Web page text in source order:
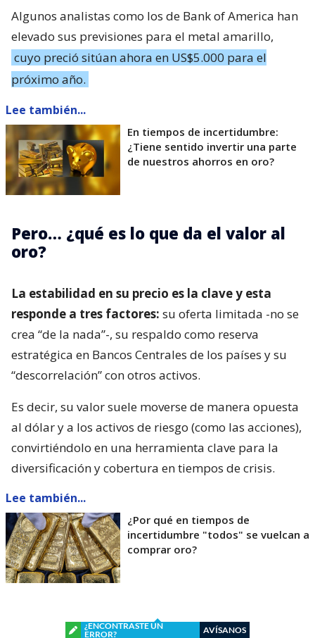
Algunos analistas como los de Bank of America han
elevado sus previsiones para el metal amarillo,
cuyo preció sitúan ahora en US$5.000 para el
próximo año.
Lee también...
En tiempos de incertidumbre:
¿Tiene sentido invertir una parte
de nuestros ahorros en oro?
Pero… ¿qué es lo que da el valor al
oro?
La estabilidad en su precio es la clave y esta
responde a tres factores: su oferta limitada -no se
crea “de la nada”-, su respaldo como reserva
estratégica en Bancos Centrales de los países y su
“descorrelación” con otros activos.
Es decir, su valor suele moverse de manera opuesta
al dólar y a los activos de riesgo (como las acciones),
convirtiéndolo en una herramienta clave para la
diversificación y cobertura en tiempos de crisis.
Lee también...
¿Por qué en tiempos de
incertidumbre "todos" se vuelcan a
comprar oro?
¿ENCONTRASTE UN
ERROR?
AVÍSANOS